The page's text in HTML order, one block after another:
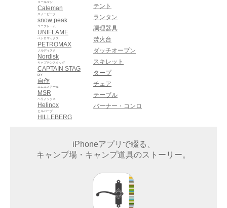
Caleman
コールマン
snow peak
スノーピーク
UNIFLAME
ユニフレーム
PETROMAX
ペトロマックス
Nordisk
ノルディスク
CAPTAIN STAG
キャプテンスタッグ
自作
DIY
MSR
エムエスアール
Helinox
ヘリノックス
HILLEBERG
ヒルバーグ
テント
ランタン
調理器具
焚火台
ダッチオーブン
スキレット
タープ
チェア
テーブル
バーナー・コンロ
iPhoneアプリで綴る、
キャンプ場・キャンプ道具のストーリー。